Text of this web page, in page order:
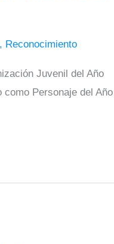
, Reconocimiento
Juvenil del Año
Personaje del Año